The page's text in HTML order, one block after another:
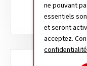
ne pouvant
essentiels
et seront
acceptez.
confidentialité